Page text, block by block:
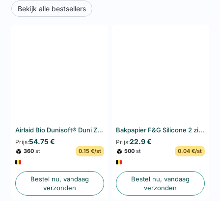
Bekijk alle bestsellers
Airlaid Bio Dunisoft® Duni Zwart Servetten 40x40 cm 360PCS
Prijs:54.75 €
360 st 0.15 €/st
Bestel nu, vandaag
verzonden
Bakpapier F&G Silicone 2 zijden – 400×600 mm – 500 Vellen
Prijs:22.9 €
500 st 0.04 €/st
Bestel nu, vandaag
verzonden